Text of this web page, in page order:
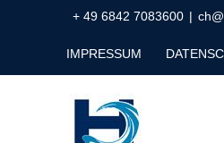
+ 49 6842 7083600 |
IMPRESSUM